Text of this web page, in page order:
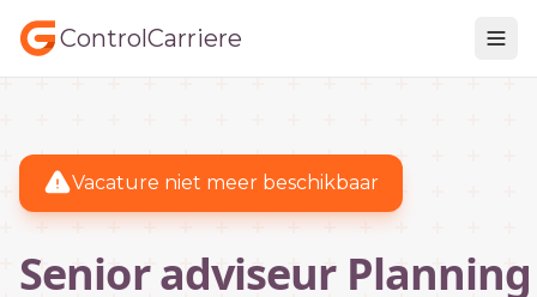
ControlCarriere
Vacature niet meer beschikbaar
Senior adviseur Planning